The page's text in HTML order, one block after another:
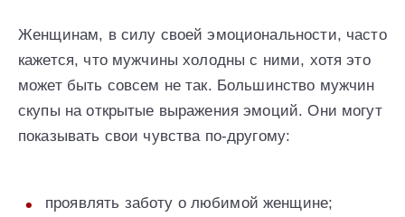
Женщинам, в силу своей эмоциональности, часто
кажется, что мужчины холодны с ними, хотя это
может быть совсем не так. Большинство мужчин
скупы на открытые выражения эмоций. Они могут
показывать свои чувства по-другому:
проявлять заботу о любимой женщине;